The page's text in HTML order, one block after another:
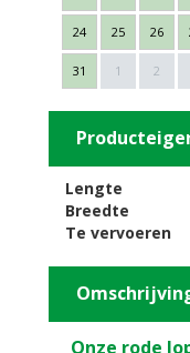
24 25 26
31 1 2
Lengte
Breedte
Te vervoeren
Onze rode